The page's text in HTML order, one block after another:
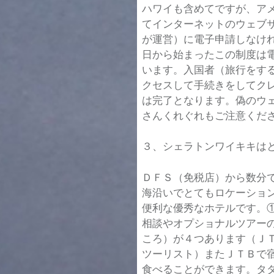
ハワイも含めてですが、ア
てインターネットのウェブ
が運営）に電子申請しなけ
日から始まったこの制度は
います。入国者（旅行をす
クセスして手続きをしてク
は完了となります。偽のウ
さんくれぐれもご注意くだ
３、シェラトンワイキキは
ＤＦＳ（免税店）から数分
海沿いでとてもロケーショ
便利な優秀なホテルです。
相談やオプショナルツアー
ころ）が４つあります（Ｊ
ツーリスト）またＪＴＢで
食べることができます。タ